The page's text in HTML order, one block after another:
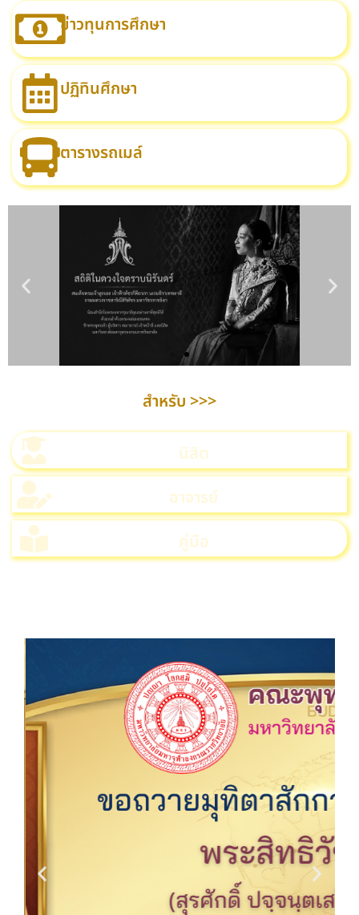
ข่าวทุนการศึกษา
ปฏิทินศึกษา
ตารางรถเมล์
สำหรับ >>>
นิสิต
อาจารย์
คู่มือ